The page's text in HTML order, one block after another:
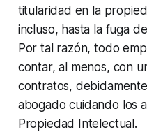
titularidad en la
incluso, hasta la fuga
Por tal razón, todo
contar, al menos, con
contratos,
abogado cuidando los
Propiedad Intelectual.